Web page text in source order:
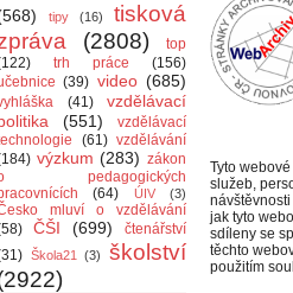
tipy (16)
tisková
(2808)
top
trh práce
(156)
(39) video (685)
(41)
vzdělávací
(551)
vzdělávací
(61) vzdělávání
výzkum (283) zákon
pedagogických
(64) ÚIV (3)
mluví o vzdělávání
ČŠI (699)
čtenářství
Škola21 (3)
školství
Tyto
služeb,
jak tyto
sdíleny se
těchto
použitím